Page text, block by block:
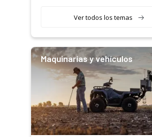
Ver todos los temas
Maquinarias y vehículos